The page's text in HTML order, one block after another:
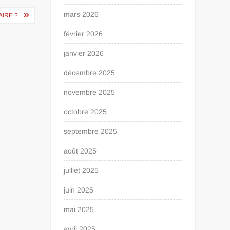
? mars 2026
février 2026
janvier 2026
décembre 2025
novembre 2025
octobre 2025
septembre 2025
août 2025
juillet 2025
juin 2025
mai 2025